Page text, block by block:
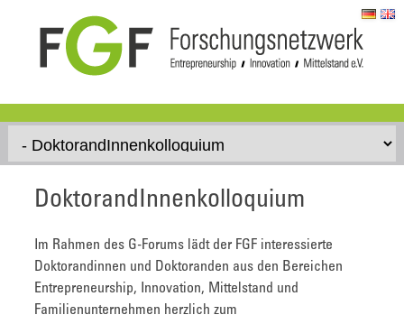
Skip to content
DoktorandInnenkolloquium
Im Rahmen des G-Forums lädt der FGF interessierte
Doktorandinnen und Doktoranden aus den Bereichen
Entrepreneurship, Innovation, Mittelstand und
Familienunternehmen herzlich zum